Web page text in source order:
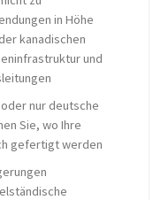
in Höhe
kanadischen
und
oder nur deutsche
Sie, wo Ihre
gefertigt werden